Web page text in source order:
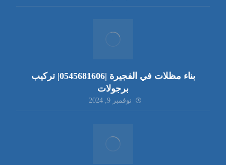
بناء مظلات في الفجيرة |0545681606| تركيب
برجولات
نوفمبر 9, 2024